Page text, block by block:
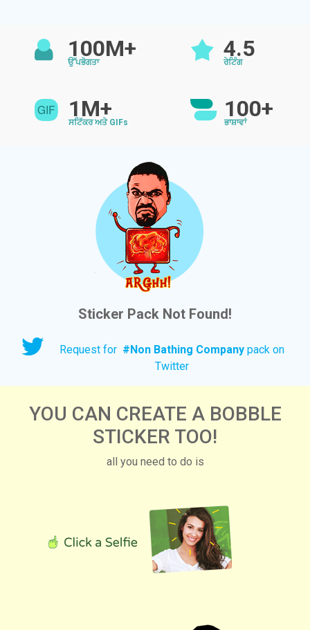
100M+
ਉੱਪਭੋਗਤਾ
4.5
ਰੇਟਿੰਗ
1M+
ਸਟਿੱਕਰ ਅਤੇ GIFs
100+
ਭਾਸ਼ਾਵਾਂ
Sticker Pack Not Found!
Request for #Non Bathing Company pack on
Twitter
YOU CAN CREATE A BOBBLE
STICKER TOO!
all you need to do is